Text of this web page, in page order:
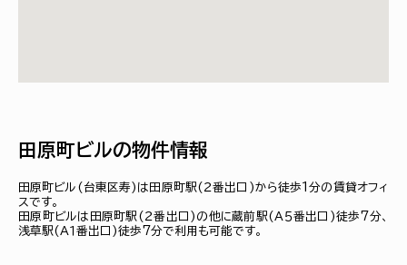
田原町ビルの物件情報
田原町ビル(台東区寿)は田原町駅(２番出口)から徒歩1分の賃貸オフィ
スです。
田原町ビルは田原町駅(２番出口)の他に蔵前駅(Ａ５番出口)徒歩7分、
浅草駅(Ａ１番出口)徒歩7分で利用も可能です。